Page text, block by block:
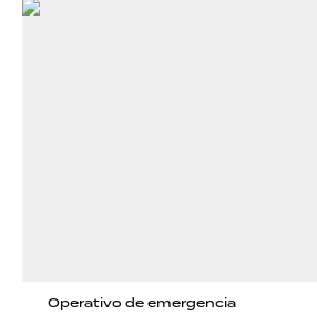
Operativo de emergencia